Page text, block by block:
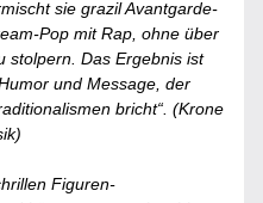
sie grazil Avantgarde-
Pop mit Rap, ohne über
stolpern. Das Ergebnis ist
und Message, der
bricht“. (Krone
Figuren-